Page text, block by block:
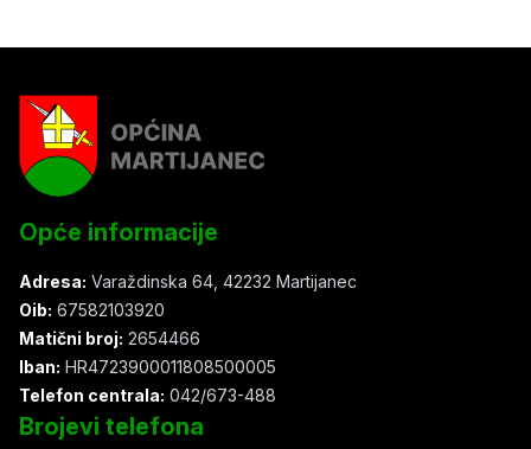
Opće informacije
Adresa: Varaždinska 64, 42232 Martijanec
Oib: 67582103920
Matični broj: 2654466
Iban: HR4723900011808500005
Telefon centrala: 042/673-488
Brojevi telefona